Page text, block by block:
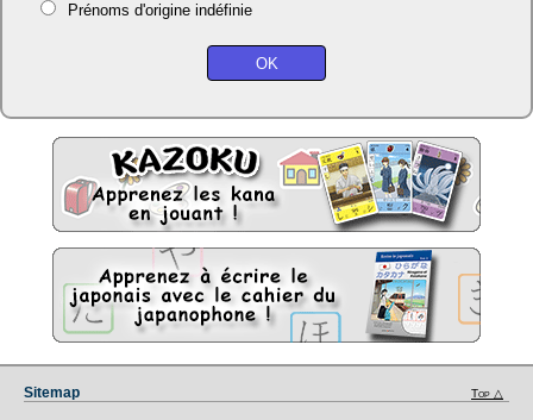
Prénoms d'origine indéfinie
Sitemap Top △